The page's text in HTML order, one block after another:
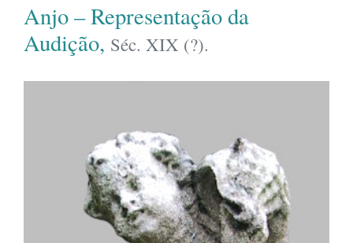
Anjo – Representação da
Audição, Séc. XIX (?).